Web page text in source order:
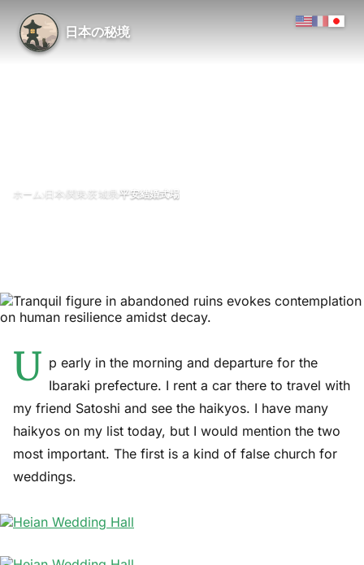
日本の秘境
ホーム 日本›関東›茨城県›平安結婚式場
U p early in the morning and departure for the
Ibaraki prefecture. I rent a car there to travel with
my friend Satoshi and see the haikyos. I have many
haikyos on my list today, but I would mention the two
most important. The first is a kind of false church for
weddings.